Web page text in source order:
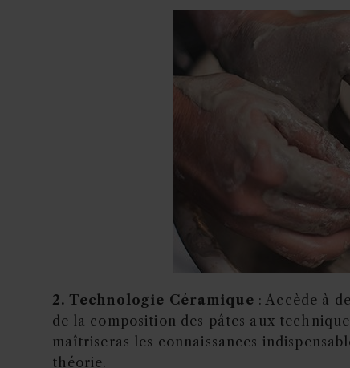
2. Technologie Céramique : Accède à
de la composition des pâtes aux
maîtriseras les connaissances
théorie.